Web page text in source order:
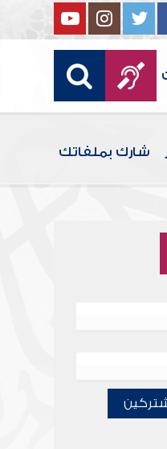
شارك بملفاتك